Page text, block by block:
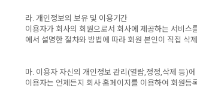
라. 개인정보의 보유 및 이용기간
이용자가 회사의 회원으로서 회사에 제공하는 서비
에서 설명한 절차와 방법에 따라 회원 본인이 직접 삭
마. 이용자 자신의 개인정보 관리(열람,정정,삭제 등)
이용자는 언제든지 회사 홈페이지를 이용하여 회원